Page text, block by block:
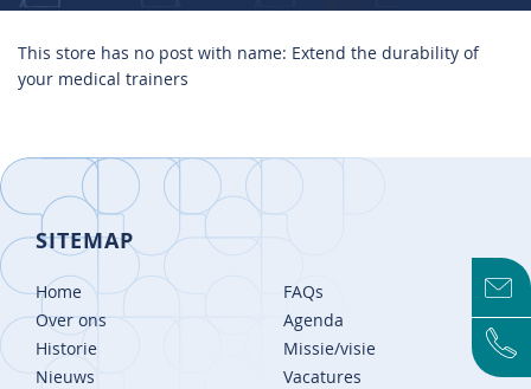
This store has no post with name: Extend the durability of
your medical trainers
SITEMAP
Home
Over ons
Historie
Nieuws
FAQs
Agenda
Missie/visie
Vacatures